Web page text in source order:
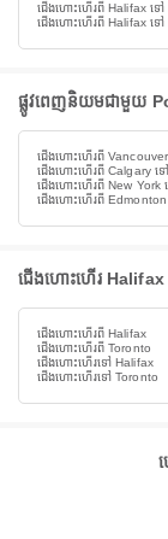
ជើងហោះហើរពី Halifax ទ
ជើងហោះហើរពី Halifax ទៅ
ផ្លូវពេញនិយមជាមួយ
ជើងហោះហើរពី
ជើងហោះហើរពី Calgary ទ
ជើងហោះហើរពី New York
ជើងហោះហើរពី
ជើងហោះហើរ
ជើងហោះហើរពី Halifax
ជើងហោះហើរពី Toronto
ជើងហោះហើរទៅ Halifax
ជើងហោះហើរទៅ Toronto